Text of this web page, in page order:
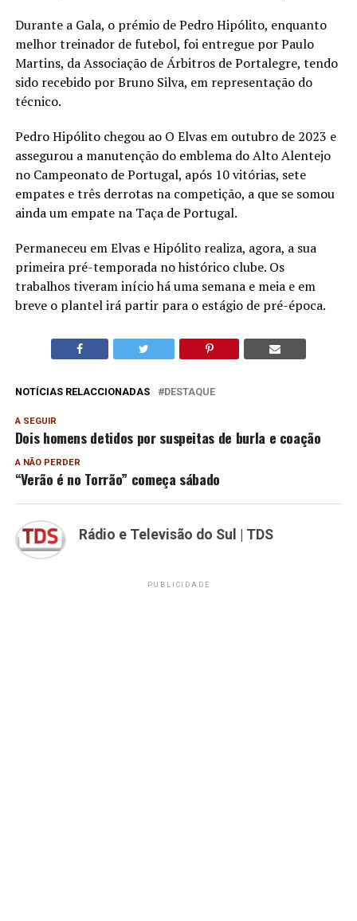
Durante a Gala, o prémio de Pedro Hipólito, enquanto
melhor treinador de futebol, foi entregue por Paulo
Martins, da Associação de Árbitros de Portalegre, tendo
sido recebido por Bruno Silva, em representação do
técnico.
Pedro Hipólito chegou ao O Elvas em outubro de 2023 e
assegurou a manutenção do emblema do Alto Alentejo
no Campeonato de Portugal, após 10 vitórias, sete
empates e três derrotas na competição, a que se somou
ainda um empate na Taça de Portugal.
Permaneceu em Elvas e Hipólito realiza, agora, a sua
primeira pré-temporada no histórico clube. Os
trabalhos tiveram início há uma semana e meia e em
breve o plantel irá partir para o estágio de pré-época.
NOTÍCIAS RELACCIONADAS DESTAQUE
A SEGUIR
Dois homens detidos por suspeitas de burla e coação
A NÃO PERDER
“Verão é no Torrão” começa sábado
Rádio e Televisão do Sul | TDS
PUBLICIDADE